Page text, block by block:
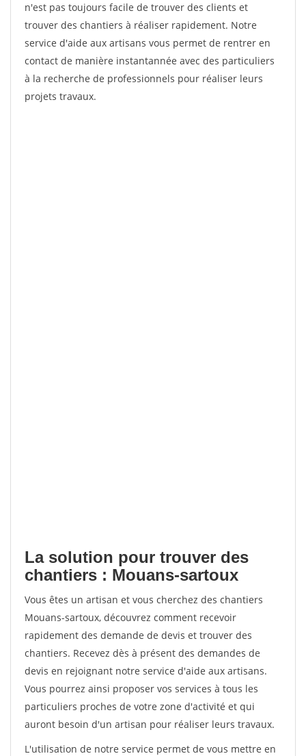
n'est pas toujours facile de trouver des clients et
trouver des chantiers à réaliser rapidement. Notre
service d'aide aux artisans vous permet de rentrer en
contact de manière instantannée avec des particuliers
à la recherche de professionnels pour réaliser leurs
projets travaux.
La solution pour trouver des
chantiers : Mouans-sartoux
Vous êtes un artisan et vous cherchez des chantiers
Mouans-sartoux, découvrez comment recevoir
rapidement des demande de devis et trouver des
chantiers. Recevez dès à présent des demandes de
devis en rejoignant notre service d'aide aux artisans.
Vous pourrez ainsi proposer vos services à tous les
particuliers proches de votre zone d'activité et qui
auront besoin d'un artisan pour réaliser leurs travaux.
L'utilisation de notre service permet de vous mettre en